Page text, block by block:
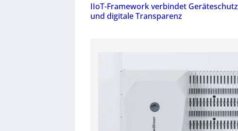
IIoT-Framework verbindet Geräteschutz
und digitale Transparenz